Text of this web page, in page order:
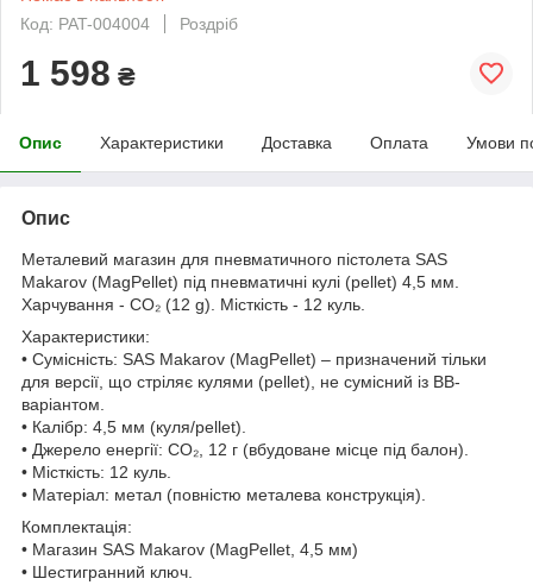
Код: PAT-004004
Роздріб
1 598 ₴
Опис Характеристики Доставка Оплата Умови
Опис
Металевий магазин для пневматичного пістолета SAS
Makarov (MagPellet) під пневматичні кулі (pellet) 4,5 мм.
Харчування - CO₂ (12 g). Місткість - 12 куль.
Характеристики:
• Сумісність: SAS Makarov (MagPellet) – призначений тільки
для версії, що стріляє кулями (pellet), не сумісний із BB-
варіантом.
• Калібр: 4,5 мм (куля/pellet).
• Джерело енергії: CO₂, 12 г (вбудоване місце під балон).
• Місткість: 12 куль.
• Матеріал: метал (повністю металева конструкція).
Комплектація:
• Магазин SAS Makarov (MagPellet, 4,5 мм)
• Шестигранний ключ.